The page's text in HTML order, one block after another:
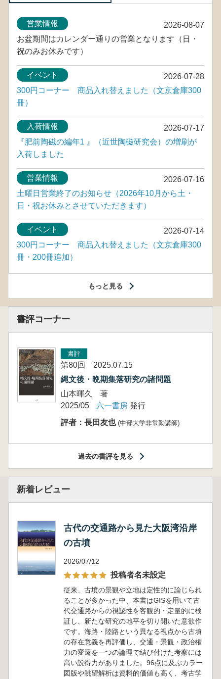
2026-08-07
営業情報
お盆期間はカレンダー通りの営業となります（日・
祝のみお休みです）
2026-07-28
イベント
300円コーナー 商品入れ替えました（文京倉庫300
冊）
2026-07-17
入荷情報
『肥前陶磁の編年1 』（近世陶磁研究会）の増刷が
入荷しました
2026-07-16
営業情報
土曜日営業終了のお知らせ（2026年10月から土・
日・祝お休みとさせていただきます）
2026-07-14
イベント
300円コーナー 商品入れ替えました（文京倉庫300
冊・200冊追加）
もっと見る
書評コーナー
書評
第80回 2025.07.15
縄文後・晩期集落研究の諸問題
山本暉久 著
2025/05
六一書房 発行
評者：長田友也 (中部大学非常勤講師)
過去の書評を見る
新着レビュー
古代の交通路から見た大阪湾沿岸
の古墳
2026/07/12
投稿者名未設定
従来、古墳の景観や立地は定性的に論じられ
ることが多かった中、本書はGISを用いて古
代交通路からの視認性を客観的・定量的に検
証し、新たな研究の地平を切り開いた意欲作
です。海路・陸路という異なる視点から古墳
の存在意義を再評価し、交通・景観・政治権
力の変遷を一つの論理で結び付けた考察には
高い説得力がありました。96点に及ぶカラー
図版や眺望解析は資料的価値も高く、考古学